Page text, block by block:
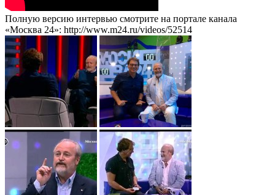
Полную версию интервью смотрите на портале канала
«Москва 24»: http://www.m24.ru/videos/52514